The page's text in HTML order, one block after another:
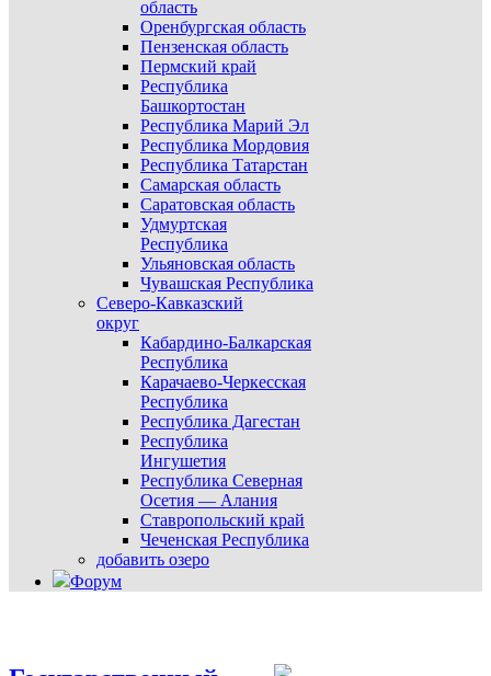
область
Оренбургская область
Пензенская область
Пермский край
Республика
Башкортостан
Республика Марий Эл
Республика Мордовия
Республика Татарстан
Самарская область
Саратовская область
Удмуртская
Республика
Ульяновская область
Чувашская Республика
Северо-Кавказский
округ
Кабардино-Балкарская
Республика
Карачаево-Черкесская
Республика
Республика Дагестан
Республика
Ингушетия
Республика Северная
Осетия — Алания
Ставропольский край
Чеченская Республика
добавить озеро
Форум